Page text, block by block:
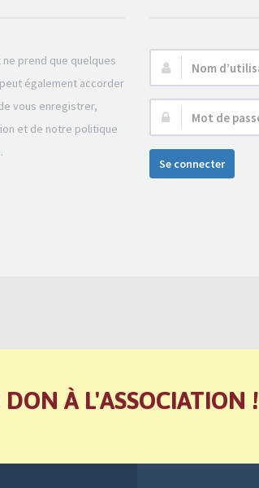
prend que quelques
également accorder
vous enregistrer,
et de notre politique
Nom
d’utilisateur :
Mot
de
passe :
Se connecter
À L'ASSOCIATION !